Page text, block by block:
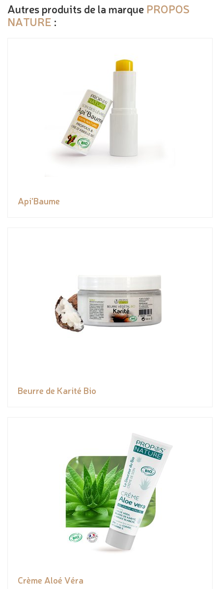
Autres produits de la marque PROPOS
NATURE :
Api'Baume
Beurre de Karité Bio
Crème Aloé Véra